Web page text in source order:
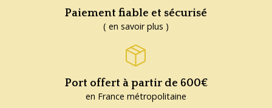
Paiement fiable et sécurisé
( en savoir plus )
Port offert à partir de 600€
en France métropolitaine